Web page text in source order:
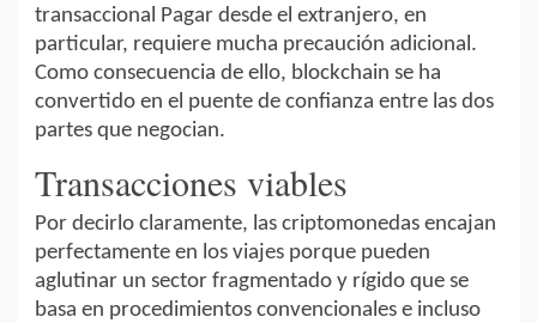
transaccional Pagar desde el extranjero, en
particular, requiere mucha precaución adicional.
Como consecuencia de ello, blockchain se ha
convertido en el puente de confianza entre las dos
partes que negocian.
Transacciones viables
Por decirlo claramente, las criptomonedas encajan
perfectamente en los viajes porque pueden
aglutinar un sector fragmentado y rígido que se
basa en procedimientos convencionales e incluso